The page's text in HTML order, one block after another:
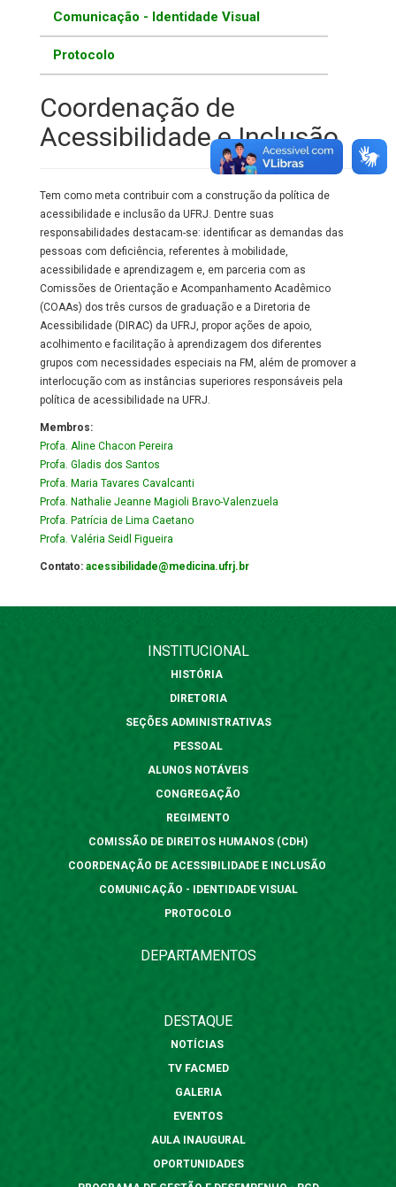
Comunicação - Identidade Visual
Protocolo
Coordenação de
Acessibilidade e Inclusão
Tem como meta contribuir com a construção da política de
acessibilidade e inclusão da UFRJ. Dentre suas
responsabilidades destacam-se: identificar as demandas das
pessoas com deficiência, referentes à mobilidade,
acessibilidade e aprendizagem e, em parceria com as
Comissões de Orientação e Acompanhamento Acadêmico
(COAAs) dos três cursos de graduação e a Diretoria de
Acessibilidade (DIRAC) da UFRJ, propor ações de apoio,
acolhimento e facilitação à aprendizagem dos diferentes
grupos com necessidades especiais na FM, além de promover a
interlocução com as instâncias superiores responsáveis pela
política de acessibilidade na UFRJ.
Membros:
Profa. Aline Chacon Pereira
Profa. Gladis dos Santos
Profa. Maria Tavares Cavalcanti
Profa. Nathalie Jeanne Magioli Bravo-Valenzuela
Profa. Patrícia de Lima Caetano
Profa. Valéria Seidl Figueira
Contato: acessibilidade@medicina.ufrj.br
INSTITUCIONAL
HISTÓRIA
DIRETORIA
SEÇÕES ADMINISTRATIVAS
PESSOAL
ALUNOS NOTÁVEIS
CONGREGAÇÃO
REGIMENTO
COMISSÃO DE DIREITOS HUMANOS (CDH)
COORDENAÇÃO DE ACESSIBILIDADE E INCLUSÃO
COMUNICAÇÃO - IDENTIDADE VISUAL
PROTOCOLO
DEPARTAMENTOS
DESTAQUE
NOTÍCIAS
TV FACMED
GALERIA
EVENTOS
AULA INAUGURAL
OPORTUNIDADES